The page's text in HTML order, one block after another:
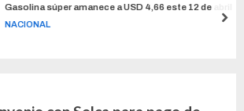
Gasolina súper amanece a USD 4,66 este 12 de abril
NACIONAL